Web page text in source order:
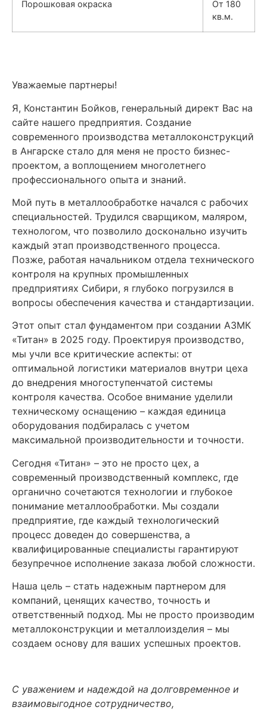
Порошковая окраска
От 180
кв.м.
Уважаемые партнеры!
Я, Константин Бойков, генеральный директ Вас на
сайте нашего предприятия. Создание
современного производства металлоконструкций
в Ангарске стало для меня не просто бизнес-
проектом, а воплощением многолетнего
профессионального опыта и знаний.
Мой путь в металлообработке начался с рабочих
специальностей. Трудился сварщиком, маляром,
технологом, что позволило досконально изучить
каждый этап производственного процесса.
Позже, работая начальником отдела технического
контроля на крупных промышленных
предприятиях Сибири, я глубоко погрузился в
вопросы обеспечения качества и стандартизации.
Этот опыт стал фундаментом при создании АЗМК
«Титан» в 2025 году. Проектируя производство,
мы учли все критические аспекты: от
оптимальной логистики материалов внутри цеха
до внедрения многоступенчатой системы
контроля качества. Особое внимание уделили
техническому оснащению – каждая единица
оборудования подбиралась с учетом
максимальной производительности и точности.
Сегодня «Титан» – это не просто цех, а
современный производственный комплекс, где
органично сочетаются технологии и глубокое
понимание металлообработки. Мы создали
предприятие, где каждый технологический
процесс доведен до совершенства, а
квалифицированные специалисты гарантируют
безупречное исполнение заказа любой сложности.
Наша цель – стать надежным партнером для
компаний, ценящих качество, точность и
ответственный подход. Мы не просто производим
металлоконструкции и металлоизделия – мы
создаем основу для ваших успешных проектов.
С уважением и надеждой на долговременное и
взаимовыгодное сотрудничество,